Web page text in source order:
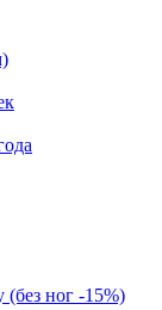
ног -15%)